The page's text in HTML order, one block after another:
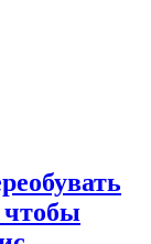
чтобы